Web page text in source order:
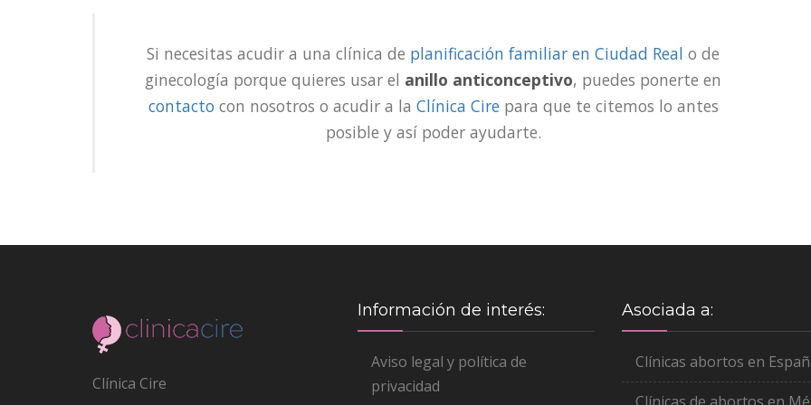
Si necesitas acudir a una clínica de planificación familiar en Ciudad Real o de
ginecología porque quieres usar el anillo anticonceptivo, puedes ponerte en
contacto con nosotros o acudir a la Clínica Cirepara que te citemos lo antes
posible y así poder ayudarte.
Clínica Cire
Información de interés:
Aviso legal y política de
privacidad
Asociada a:
Clínicas abortos en